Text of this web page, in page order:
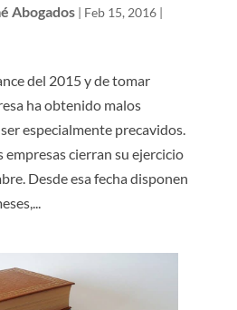
Abogados| Feb 15, 2016|
del 2015 y de tomar
ha obtenido malos
especialmente precavidos.
empresas cierran su ejercicio
Desde esa fecha disponen